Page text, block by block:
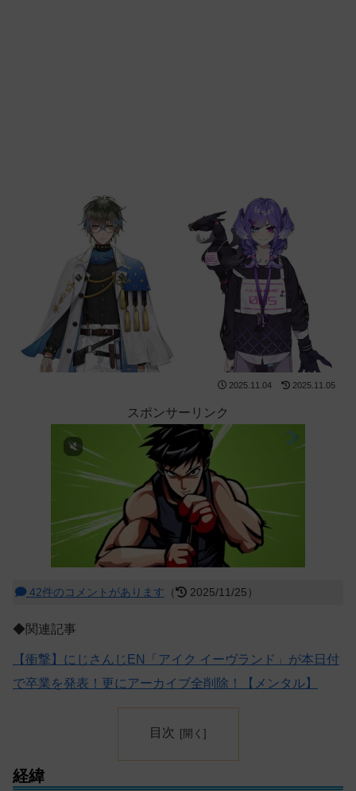
2025.11.04 2025.11.05
スポンサーリンク
42件のコメントがあります （ 2025/11/25）
◆関連記事
【衝撃】にじさんじEN「アイク イーヴランド」が本日付
で卒業を発表！更にアーカイブ全削除！【メンタル】
目次
経緯